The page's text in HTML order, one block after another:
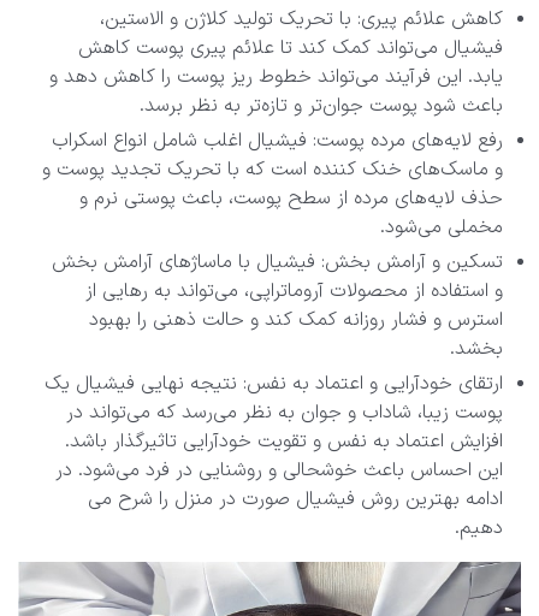
کاهش علائم پیری: با تحریک تولید کلاژن و الاستین،
فیشیال می‌تواند کمک کند تا علائم پیری پوست کاهش
یابد. این فرآیند می‌تواند خطوط ریز پوست را کاهش دهد و
باعث شود پوست جوان‌تر و تازه‌تر به نظر برسد.
رفع لایه‌های مرده پوست: فیشیال اغلب شامل انواع اسکراب
و ماسک‌های خنک کننده است که با تحریک تجدید پوست و
حذف لایه‌های مرده از سطح پوست، باعث پوستی نرم و
مخملی می‌شود.
تسکین و آرامش بخش: فیشیال با ماساژ‌های آرامش بخش
و استفاده از محصولات آروماتراپی، می‌تواند به رهایی از
استرس و فشار روزانه کمک کند و حالت ذهنی را بهبود
بخشد.
ارتقای خودآرایی و اعتماد به نفس: نتیجه نهایی فیشیال یک
پوست زیبا، شاداب و جوان به نظر می‌رسد که می‌تواند در
افزایش اعتماد به نفس و تقویت خودآرایی تاثیرگذار باشد.
این احساس باعث خوشحالی و روشنایی در فرد می‌شود. در
ادامه بهترین روش فیشیال صورت در منزل را شرح می
دهیم.